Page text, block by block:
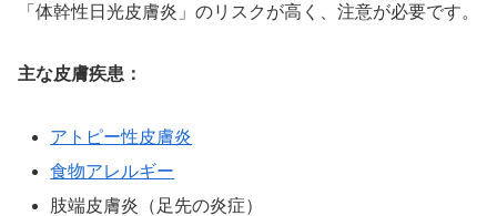
「体幹性日光皮膚炎」のリスクが高く、注意が必要です。
主な皮膚疾患：
アトピー性皮膚炎
食物アレルギー
肢端皮膚炎（足先の炎症）